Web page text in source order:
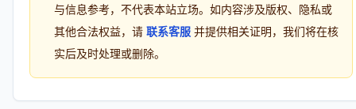
与信息参考，不代表本站立场。如内容涉及版权、隐私或
其他合法权益，请 联系客服 并提供相关证明，我们将在核
实后及时处理或删除。